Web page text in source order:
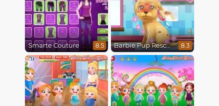
Smarte Couture 8.5 Barbie Pup Rescue 8.3